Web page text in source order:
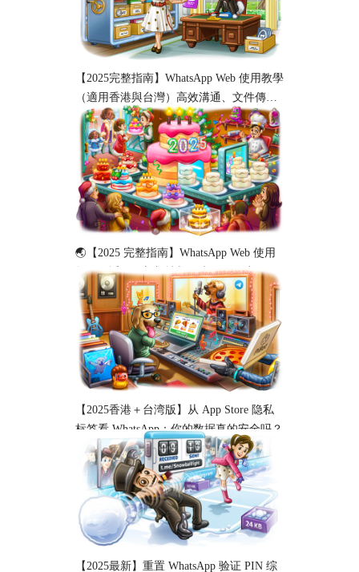
【2025完整指南】WhatsApp Web 使用教學
（適用香港與台灣）高效溝通、文件傳輸
與工作協作必備！
🌏【2025 完整指南】WhatsApp Web 使用
教程（适用于新加坡与马来西亚用户）
【2025香港＋台湾版】从 App Store 隐私
标签看 WhatsApp：你的数据真的安全吗？
【2025最新】重置 WhatsApp 验证 PIN 综